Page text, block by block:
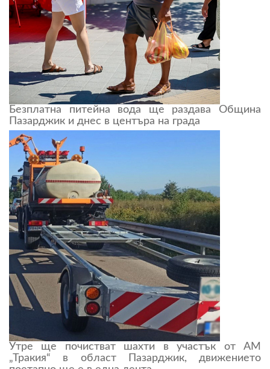
Безплатна питейна вода ще раздава Община
Пазарджик и днес в центъра на града
Утре ще почистват шахти в участък от АМ
„Тракия“ в област Пазарджик, движението